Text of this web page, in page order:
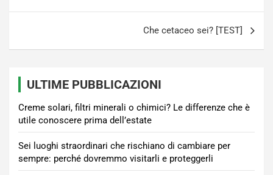
Che cetaceo sei? [TEST]
ULTIME PUBBLICAZIONI
Creme solari, filtri minerali o chimici? Le differenze che è
utile conoscere prima dell’estate
Sei luoghi straordinari che rischiano di cambiare per
sempre: perché dovremmo visitarli e proteggerli